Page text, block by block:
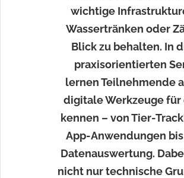
wichtige
Wassertränken oder
Blick zu behalten. In
praxisorientierten
lernen Teilnehmende
digitale Werkzeuge für
kennen – von Tier-
App-Anwendungen
Datenauswertung.
nicht nur technische